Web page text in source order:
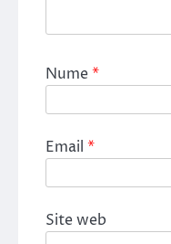
Nume*
Email *
Site web